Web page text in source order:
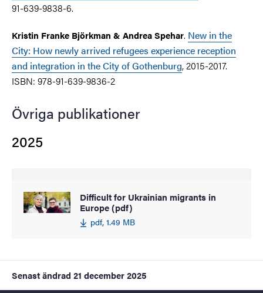
91-639-9838-6.
Kristin Franke Björkman & Andrea Spehar. New in the
City: How newly arrived refugees experience reception
and integration in the City of Gothenburg, 2015-2017.
ISBN: 978-91-639-9836-2
Övriga publikationer
2025
Difficult for Ukrainian migrants in
Europe (pdf)
pdf, 1.49 MB
Senast ändrad 21 december 2025